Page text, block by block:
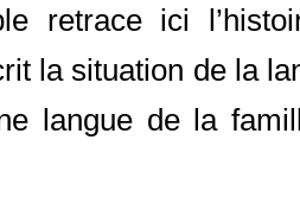
retrace ici
la situation de la
langue de la